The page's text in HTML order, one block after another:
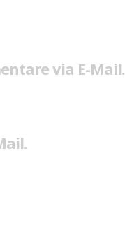
via E-Mail.